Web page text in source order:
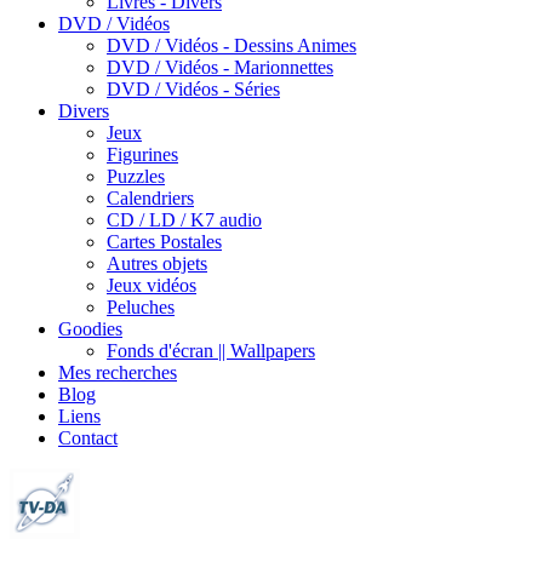
DVD / Vidéos
DVD / Vidéos - Dessins Animes
DVD / Vidéos - Marionnettes
DVD / Vidéos - Séries
Divers
Jeux
Figurines
Puzzles
Calendriers
CD / LD / K7 audio
Cartes Postales
Autres objets
Jeux vidéos
Peluches
Goodies
Fonds d'écran || Wallpapers
Mes recherches
Blog
Liens
Contact